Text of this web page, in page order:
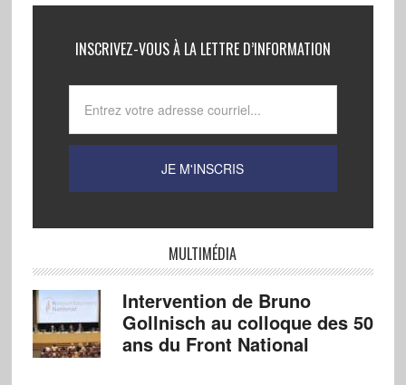
INSCRIVEZ-VOUS À LA LETTRE D’INFORMATION
MULTIMÉDIA
Intervention de Bruno
Gollnisch au colloque des 50
ans du Front National